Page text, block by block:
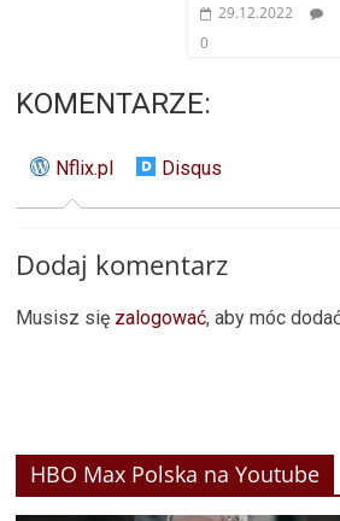
29.12.2022
0
KOMENTARZE:
Nflix.pl Disqus
Dodaj komentarz
Musisz się zalogować, aby móc
HBO Max Polska na Youtube